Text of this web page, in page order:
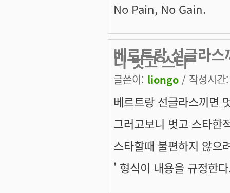
No Pain, No Gain.
베르트랑 선글라
니 벗고 스타
글쓴이: liongo / 작성시
베르트랑 선글라스끼면
그러고보니 벗고 스타한
스타할때 불편하지 않으
' 형식이 내용을 규정한